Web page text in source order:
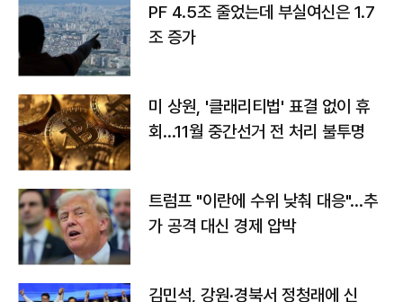
PF 4.5조 줄었는데 부실여신은 1.7
조 증가
미 상원, '클래리티법' 표결 없이 휴
회…11월 중간선거 전 처리 불투명
트럼프 "이란에 수위 낮춰 대응"…추
가 공격 대신 경제 압박
김민석, 강원·경북서 정청래에 신